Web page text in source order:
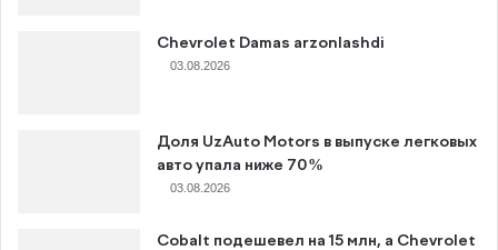
Chevrolet Damas arzonlashdi
03.08.2026
Доля UzAuto Motors в выпуске легковых
авто упала ниже 70%
03.08.2026
Cobalt подешевел на 15 млн, а Chevrolet